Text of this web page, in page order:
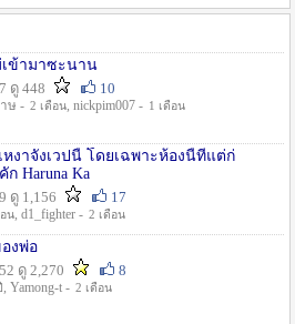
ข้ามาซะนาน
ดู 448
10
ษ - 2 เดือน, nickpim007 - 1 เดือน
หงาจังเวปนี้ โดยเฉพาะห้องนี้ที่แต่ก่
อนเคยคึกคัก Haruna Ka
ดู 1,156
17
น, d1_fighter - 2 เดือน
องพ่อ
ดู 2,270
8
, Yamong-t - 2 เดือน